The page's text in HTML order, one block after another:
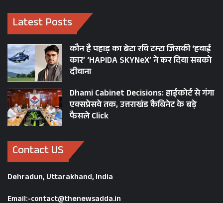
Latest Posts
कौन है पहाड़ का बेटा रवि टम्टा जिसकी ‘हवाई
कार’ ‘HAPIDA SKYNeX’ ने कर दिया सबको
दीवाना
Dhami Cabinet Decisions: हाईकोर्ट से गंगा
एक्सप्रेसवे तक, उत्तराखंड कैबिनेट के बड़े
फैसले Click
Contact US
Dehradun, Uttarakhand, India
Email:-contact@thenewsadda.in